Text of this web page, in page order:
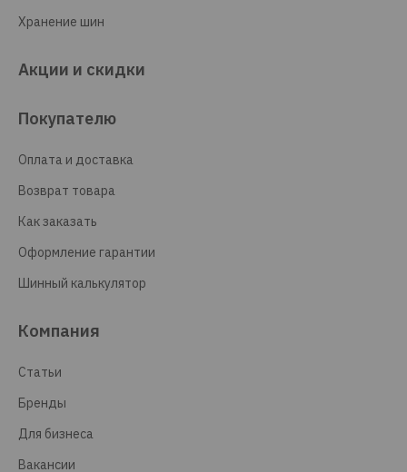
Хранение шин
Акции и скидки
Покупателю
Оплата и доставка
Возврат товара
Как заказать
Оформление гарантии
Шинный калькулятор
Компания
Статьи
Бренды
Для бизнеса
Вакансии